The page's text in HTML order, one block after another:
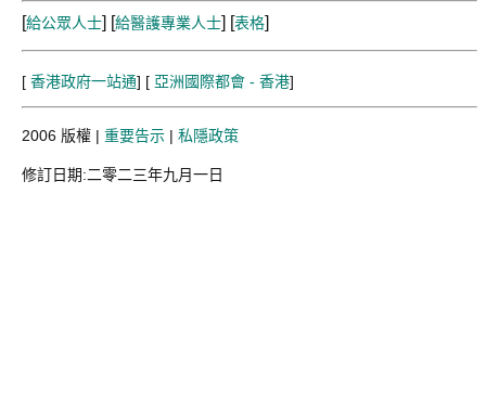
[給公眾人士] [給醫護專業人士] [表格]
[ 香港政府一站通] [ 亞洲國際都會 - 香港]
2006 版權 | 重要告示 | 私隱政策
修訂日期:二零二三年九月一日